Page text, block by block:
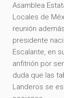
Asamblea
Locales de
reunión
presidente
Escalante, en
anfitrión por
duda que las
Landeros se